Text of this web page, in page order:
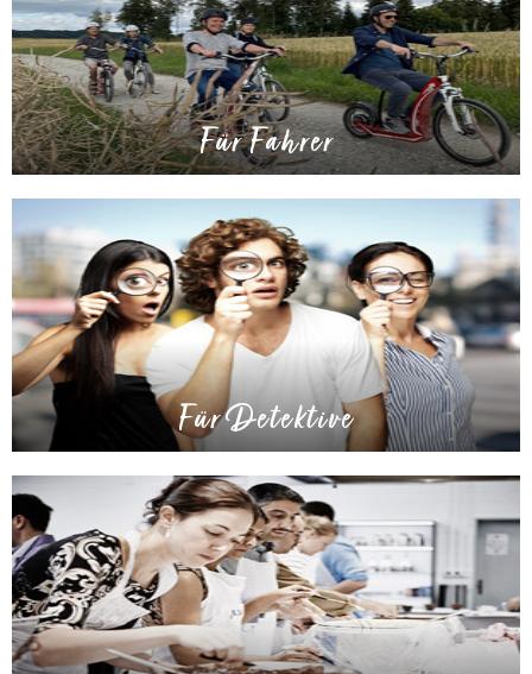
Für Fahrer
Für Detektive